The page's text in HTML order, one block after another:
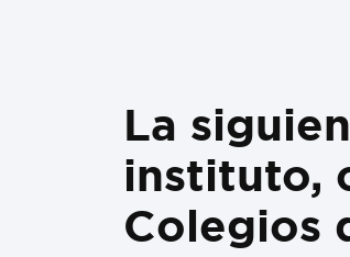
La
instituto,
Colegios